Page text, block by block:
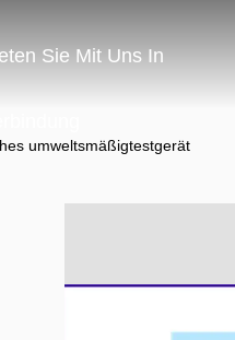
Sie Mit Uns In
umweltsmäßigtestgerät